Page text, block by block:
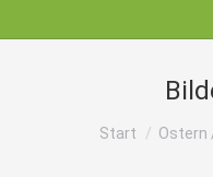
Sie
Start Ostern